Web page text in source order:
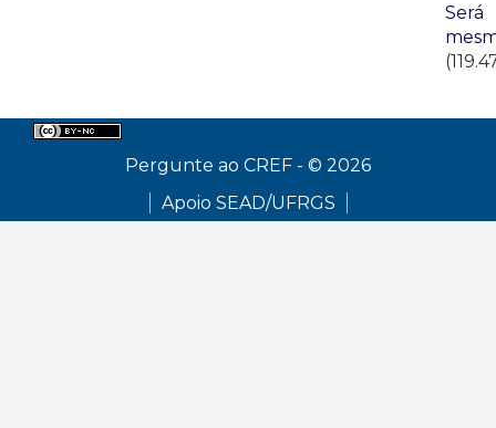
Será
Pergunte ao CREF - © 2026
Apoio SEAD/UFRGS